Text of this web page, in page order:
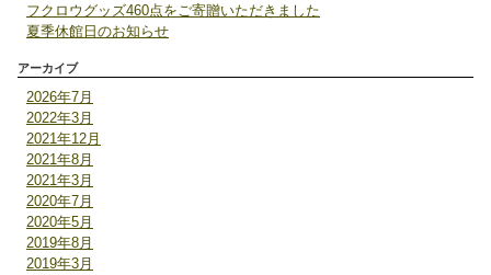
フクロウグッズ460点をご寄贈いただきました
夏季休館日のお知らせ
アーカイブ
2026年7月
2022年3月
2021年12月
2021年8月
2021年3月
2020年7月
2020年5月
2019年8月
2019年3月